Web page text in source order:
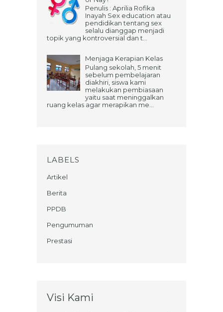
Penulis : Aprilia Rofika
Inayah Sex education atau
pendidikan tentang sex
selalu dianggap menjadi
topik yang kontroversial dan t...
Menjaga Kerapian Kelas
Pulang sekolah, 5 menit
sebelum pembelajaran
diakhiri, siswa kami
melakukan pembiasaan
yaitu saat meninggalkan
ruang kelas agar merapikan me...
LABELS
Artikel
Berita
PPDB
Pengumuman
Prestasi
Visi Kami